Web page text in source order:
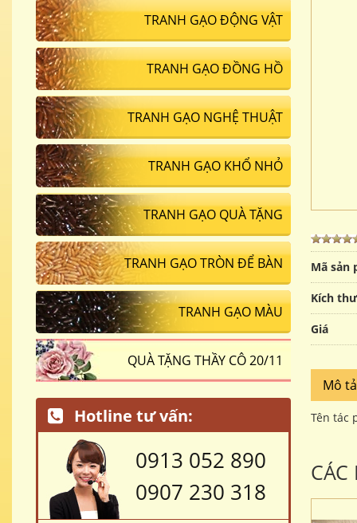
Mã sản
Kích
Giá
Mô
Tên tác
TRANH GẠO ĐỘNG VẬT
TRANH GẠO ĐỒNG HỒ
TRANH GẠO NGHỆ THUẬT
TRANH GẠO KHỔ NHỎ
TRANH GẠO QUÀ TẶNG
TRANH GẠO TRÒN ĐỂ BÀN
TRANH GẠO MÀU
QUÀ TẶNG THẦY CÔ 20/11
Hotline tư vấn:
0913 052 890
0907 230 318